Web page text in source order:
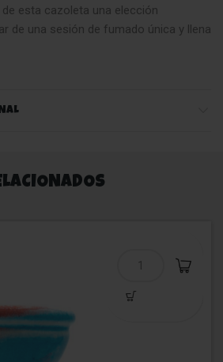
esta cazoleta una elección
de una sesión de fumado única y llena